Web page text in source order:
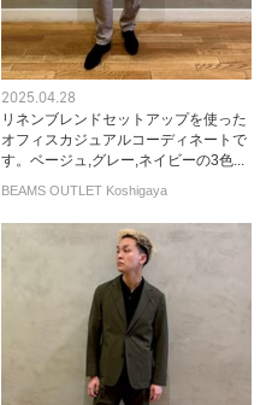
2025.04.28
リネンブレンドセットアップを使った
オフィスカジュアルコーディネートで
す。ベージュ,グレー,ネイビーの3色...
BEAMS OUTLET Koshigaya